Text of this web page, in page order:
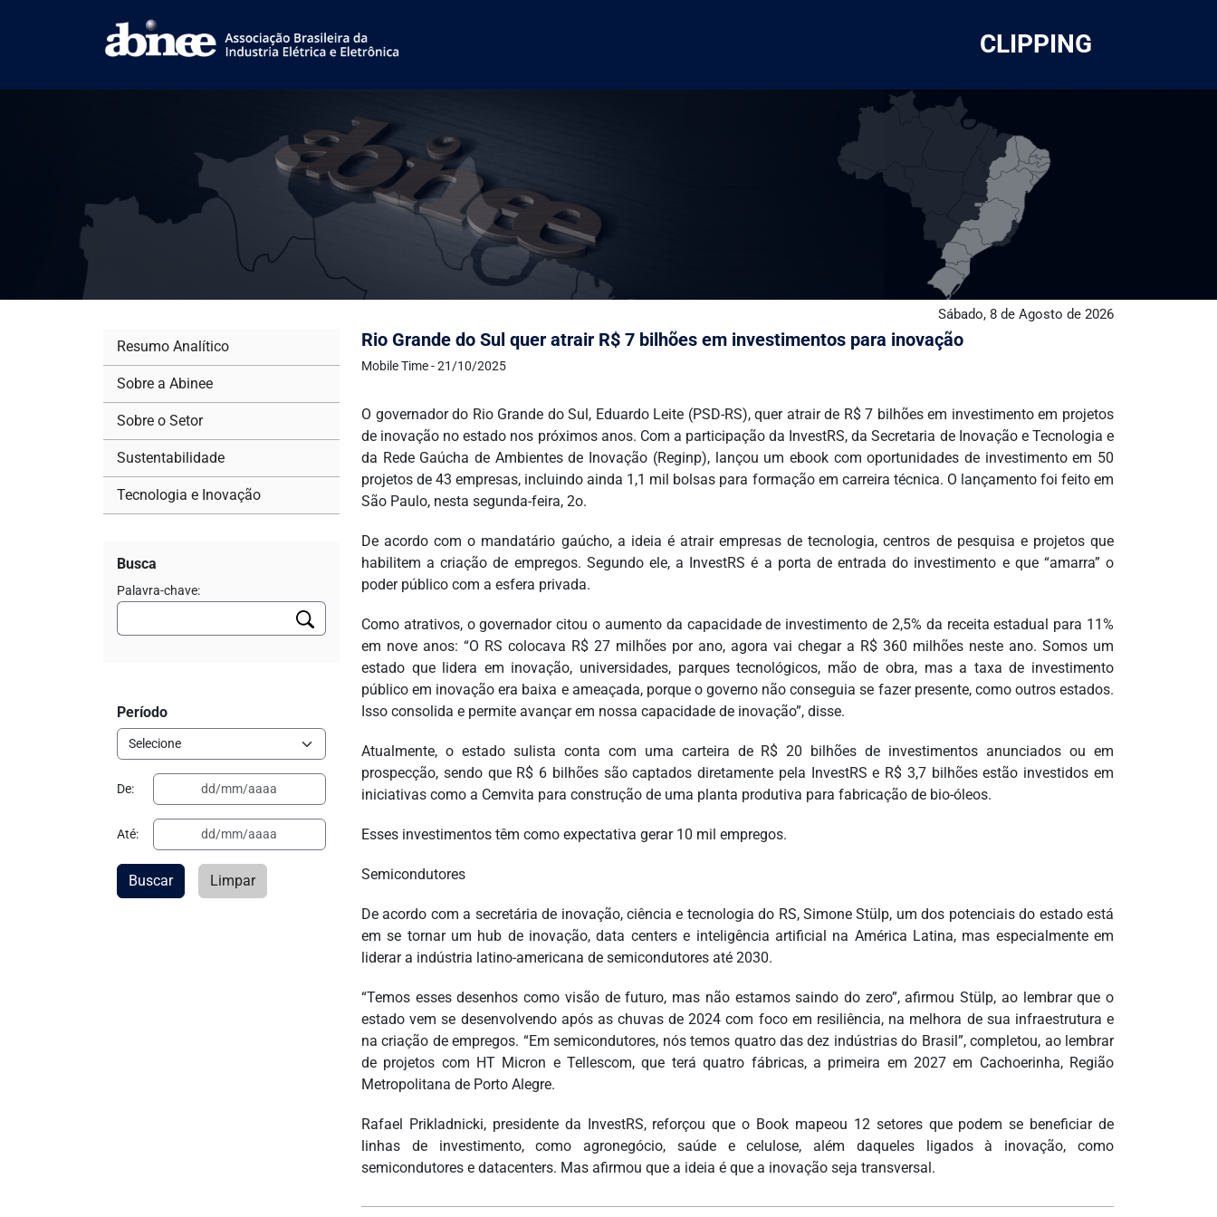
CLIPPING
Sábado, 8 de Agosto de 2026
Rio Grande do Sul quer atrair R$ 7 bilhões em investimentos para inovação
Mobile Time - 21/10/2025
O governador do Rio Grande do Sul, Eduardo Leite (PSD-RS), quer atrair de R$ 7 bilhões em investimento em projetos
de inovação no estado nos próximos anos. Com a participação da InvestRS, da Secretaria de Inovação e Tecnologia e
da Rede Gaúcha de Ambientes de Inovação (Reginp), lançou um ebook com oportunidades de investimento em 50
projetos de 43 empresas, incluindo ainda 1,1 mil bolsas para formação em carreira técnica. O lançamento foi feito em
São Paulo, nesta segunda-feira, 2o.
De acordo com o mandatário gaúcho, a ideia é atrair empresas de tecnologia, centros de pesquisa e projetos que
habilitem a criação de empregos. Segundo ele, a InvestRS é a porta de entrada do investimento e que “amarra” o
poder público com a esfera privada.
Como atrativos, o governador citou o aumento da capacidade de investimento de 2,5% da receita estadual para 11%
em nove anos: “O RS colocava R$ 27 milhões por ano, agora vai chegar a R$ 360 milhões neste ano. Somos um
estado que lidera em inovação, universidades, parques tecnológicos, mão de obra, mas a taxa de investimento
público em inovação era baixa e ameaçada, porque o governo não conseguia se fazer presente, como outros estados.
Isso consolida e permite avançar em nossa capacidade de inovação”, disse.
Atualmente, o estado sulista conta com uma carteira de R$ 20 bilhões de investimentos anunciados ou em
prospecção, sendo que R$ 6 bilhões são captados diretamente pela InvestRS e R$ 3,7 bilhões estão investidos em
iniciativas como a Cemvita para construção de uma planta produtiva para fabricação de bio-óleos.
Esses investimentos têm como expectativa gerar 10 mil empregos.
Semicondutores
De acordo com a secretária de inovação, ciência e tecnologia do RS, Simone Stülp, um dos potenciais do estado está
em se tornar um hub de inovação, data centers e inteligência artificial na América Latina, mas especialmente em
liderar a indústria latino-americana de semicondutores até 2030.
“Temos esses desenhos como visão de futuro, mas não estamos saindo do zero”, afirmou Stülp, ao lembrar que o
estado vem se desenvolvendo após as chuvas de 2024 com foco em resiliência, na melhora de sua infraestrutura e
na criação de empregos. “Em semicondutores, nós temos quatro das dez indústrias do Brasil”, completou, ao lembrar
de projetos com HT Micron e Tellescom, que terá quatro fábricas, a primeira em 2027 em Cachoerinha, Região
Metropolitana de Porto Alegre.
Rafael Prikladnicki, presidente da InvestRS, reforçou que o Book mapeou 12 setores que podem se beneficiar de
linhas de investimento, como agronegócio, saúde e celulose, além daqueles ligados à inovação, como
semicondutores e datacenters. Mas afirmou que a ideia é que a inovação seja transversal.
Resumo Analítico
Sobre a Abinee
Sobre o Setor
Sustentabilidade
Tecnologia e Inovação
Busca
Palavra-chave:
Período
De:
Até:
Buscar Limpar